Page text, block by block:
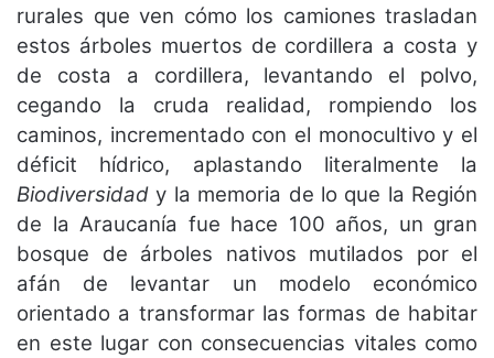
rurales que ven cómo los camiones trasladan
estos árboles muertos de cordillera a costa y
de costa a cordillera, levantando el polvo,
cegando la cruda realidad, rompiendo los
caminos, incrementado con el monocultivo y el
déficit hídrico, aplastando literalmente la
Biodiversidady la memoria de lo que la Región
de la Araucanía fue hace 100 años, un gran
bosque de árboles nativos mutilados por el
afán de levantar un modelo económico
orientado a transformar las formas de habitar
en este lugar con consecuencias vitales como